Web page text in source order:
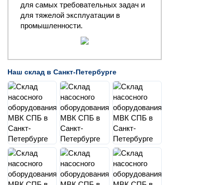
для самых требовательных задач и
для тяжелой эксплуатации в
промышленности.
Наш склад в Санкт-Петербурге